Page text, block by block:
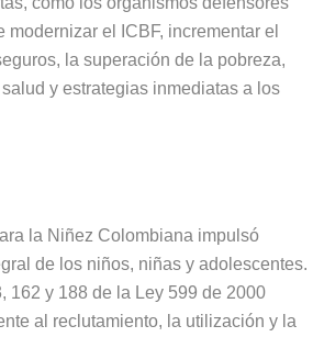
el ICBF, incrementar el
la superación de la pobreza,
y estrategias inmediatas a los
la Niñez Colombiana impulsó
de los niños, niñas y adolescentes.
162 y 188 de la Ley 599 de 2000
al reclutamiento, la utilización y la